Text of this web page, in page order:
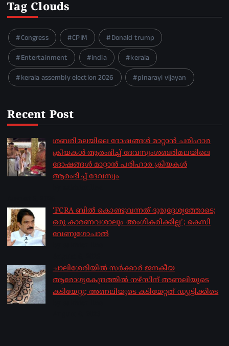
Tag Clouds
Congress CPIM
Donald trump
Entertainment
india
kerala
kerala assembly election 2026
pinarayi vijayan
Recent Post
ശബരിമലയിലെ ദോഷങ്ങൾ മാറ്റാൻ പരിഹാര
ക്രിയകൾ ആരംഭിച്ച് ദേവസ്വംശബരിമലയിലെ
ദോഷങ്ങൾ മാറ്റാൻ പരിഹാര ക്രിയകൾ
ആരംഭിച്ച് ദേവസ്വം
‘FCRA ബിൽ കൊണ്ടുവന്നത് ദുരുദ്ദേശ്യത്തോടെ;
ഒരു കാരണവശാലും അം​ഗീകരിക്കില്ല’; കെസി
വേണു​ഗോപാൽ
ചാലിശേരിയില്‍ സര്‍ക്കാര്‍ ജനകീയ
ആരോഗ്യകേന്ദ്രത്തില്‍ നഴ്സിന് അണലിയുടെ
കടിയേറ്റു; അണലിയുടെ കടിയേറ്റത് ഡ്യൂട്ടിക്കിടെ